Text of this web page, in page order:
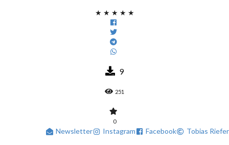
★ ★ ★ ★ ★
9
251
0
Newsletter Instagram Facebook Tobias Riefer